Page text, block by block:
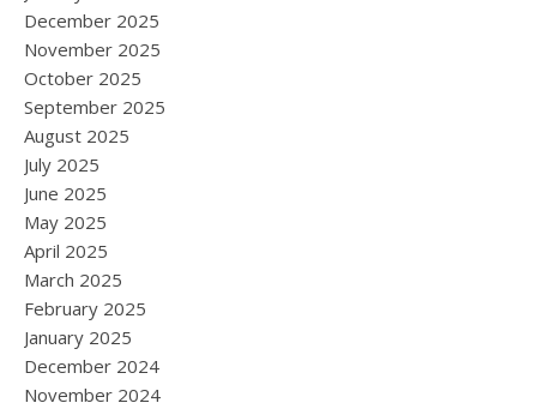
December 2025
November 2025
October 2025
September 2025
August 2025
July 2025
June 2025
May 2025
April 2025
March 2025
February 2025
January 2025
December 2024
November 2024